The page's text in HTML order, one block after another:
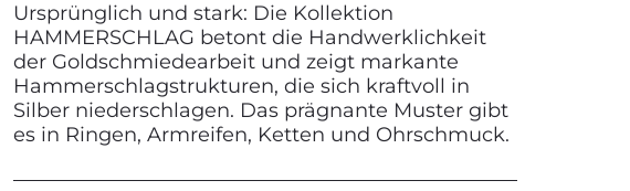
Ursprünglich und stark: Die Kollektion
HAMMERSCHLAG betont die Handwerklichkeit
der Goldschmiedearbeit und zeigt markante
Hammerschlagstrukturen, die sich kraftvoll in
Silber niederschlagen. Das prägnante Muster gibt
es in Ringen, Armreifen, Ketten und Ohrschmuck.